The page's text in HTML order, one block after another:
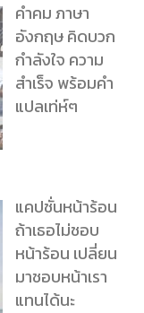
คำคม ภาษา
อังกฤษ คิดบวก
กำลังใจ ความ
สำเร็จ พร้อมคำ
แปลเท่ห์ๆ
แคปชั่นหน้าร้อน
ถ้าเธอไม่ชอบ
หน้าร้อน เปลี่ยน
มาชอบหน้าเรา
แทนได้นะ